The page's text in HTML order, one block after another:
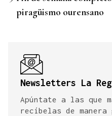
piragüismo ourensano
Newsletters La
Apúntate a las que
recíbelas de